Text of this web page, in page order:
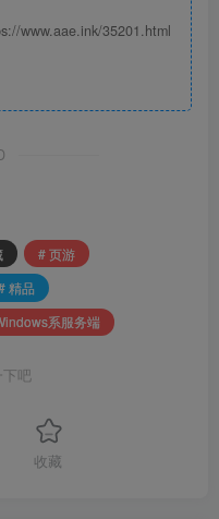
www.aae.ink/35201.html
# 页游
精品
系服务端
下吧
收藏